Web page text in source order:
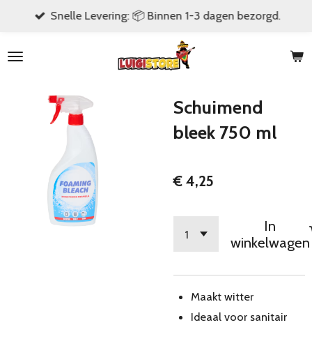
naar
hoofdinhoud
Snelle Levering: 📦 Binnen 1-3 dagen bezorgd.
Schuimend
bleek 750 ml
€ 4,25
In
winkelwagen
Maakt witter
Ideaal voor sanitair